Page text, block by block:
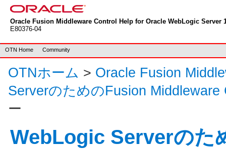
Oracle Fusion Middleware Control Help for Oracle WebLogic Server
E80376-04
OTN Home Community
OTNホーム > Oracle Fusion
ServerのためのFusion Middleware
ー
WebLogic Serverのた